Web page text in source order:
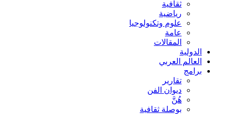
ثقافية
رياضية
علوم وتكنولوجيا
عامة
المقالات
الدولية
العالم العربي
برامج
تقارير
ديوان الفن
هُنَّ
بوصلة ثقافية